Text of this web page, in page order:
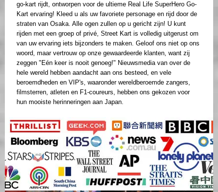
go-kart rijdt, ontworpen voor de ultieme Real Life SuperHero Go-
Kart ervaring! Kleed u als uw favoriete personage en rijd door de
straten van Osaka. Alle ogen zullen op u gericht zijn! U kunt
rijden met een groep of privé, Street Kart is volledig uitgerust om
van uw ervaring iets bijzonders te maken. Geloof ons niet op ons
woord, maar vertrouw op onze gewaardeerde klanten, want zij
zeggen "Eén keer is nooit genoeg!" Nieuwsmedia van over de
hele wereld hebben aandacht aan ons besteed, en vele
beroemdheden en VIP's, waaronder wereldberoemde zangers,
filmsterren, atleten en F1-coureurs, hebben ons gekozen voor
hun mooiste herinneringen aan Japan.